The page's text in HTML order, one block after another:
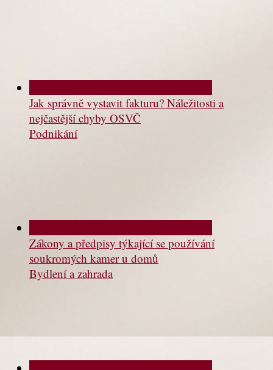
Jak správně vystavit fakturu? Náležitosti a
nejčastější chyby OSVČ
Podnikání
Zákony a předpisy týkající se používání
soukromých kamer u domů
Bydlení a zahrada